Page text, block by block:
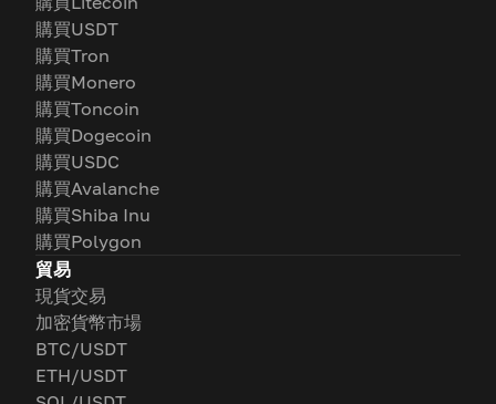
購買USDT
購買Tron
購買Monero
購買Toncoin
購買Dogecoin
購買USDC
購買Avalanche
購買Shiba Inu
購買Polygon
貿易
現貨交易
加密貨幣市場
BTC/USDT
ETH/USDT